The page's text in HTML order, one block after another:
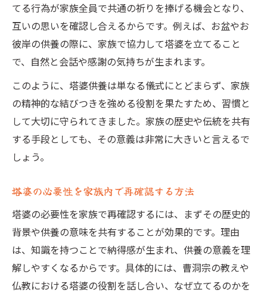
てる行為が家族全員で共通の祈りを捧げる機会となり、
互いの思いを確認し合えるからです。例えば、お盆やお
彼岸の供養の際に、家族で協力して塔婆を立てること
で、自然と会話や感謝の気持ちが生まれます。
このように、塔婆供養は単なる儀式にとどまらず、家族
の精神的な結びつきを強める役割を果たすため、習慣と
して大切に守られてきました。家族の歴史や伝統を共有
する手段としても、その意義は非常に大きいと言えるで
しょう。
塔婆の必要性を家族内で再確認する方法
塔婆の必要性を家族で再確認するには、まずその歴史的
背景や供養の意味を共有することが効果的です。理由
は、知識を持つことで納得感が生まれ、供養の意義を理
解しやすくなるからです。具体的には、曹洞宗の教えや
仏教における塔婆の役割を話し合い、なぜ立てるのかを